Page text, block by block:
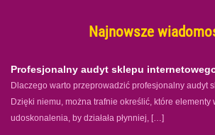
Najnowsze
Profesjonalny audyt sklepu
Dlaczego warto przeprowadzić profesjonalny audyt
Dzięki niemu, można trafnie określić, które elementy
udoskonalenia, by działała płynniej, […]